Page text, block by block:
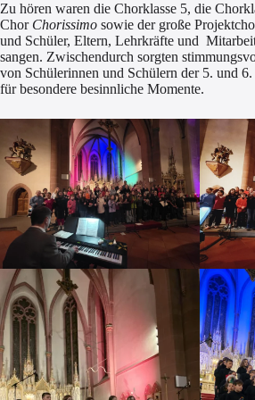
Zu hören waren die Chorklasse 5, die
Chor Chorissimo sowie der große
und Schüler, Eltern, Lehrkräfte und
sangen. Zwischendurch sorgten
von Schülerinnen und Schülern der 5. und
für besondere besinnliche Momente.